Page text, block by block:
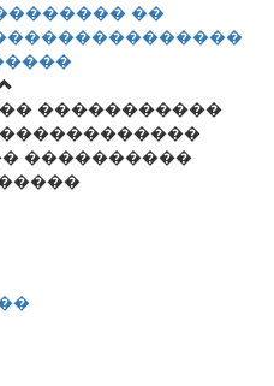
��
�����������
����������